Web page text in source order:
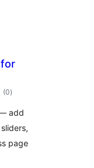
(0Bewertungen
insgesamt
)
add
page